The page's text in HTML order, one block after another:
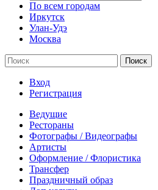
По всем городам
Иркутск
Улан-Удэ
Москва
Вход
Регистрация
Ведущие
Рестораны
Фотографы / Видеографы
Артисты
Оформление / Флористика
Трансфер
Праздничный образ